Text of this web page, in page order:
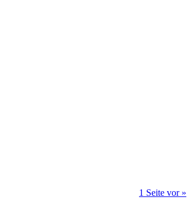
1 Seite vor »